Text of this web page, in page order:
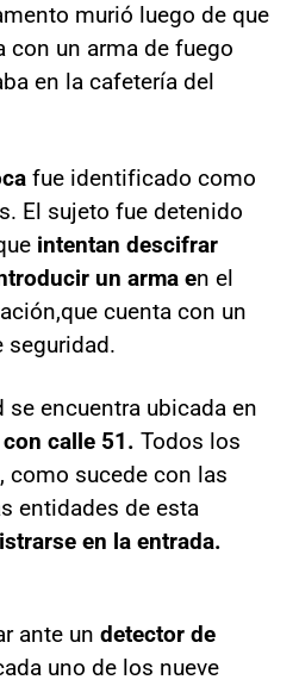
murió luego de que
con un arma de fuego
en la cafetería del
fue identificado como
El sujeto fue detenido
intentan descifrar
un arma en el
que cuenta con un
seguridad.
se encuentra ubicada en
calle 51. Todos los
como sucede con las
entidades de esta
en la entrada.
ante un detector de
uno de los nueve